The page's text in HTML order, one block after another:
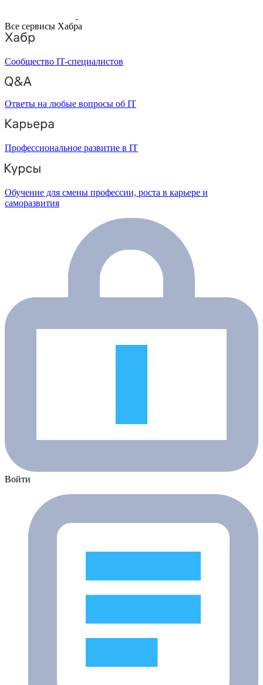
Все сервисы Хабра
Сообщество IT-специалистов
Ответы на любые вопросы об IT
Профессиональное развитие в IT
Обучение для смены профессии, роста в карьере и
саморазвития
Войти